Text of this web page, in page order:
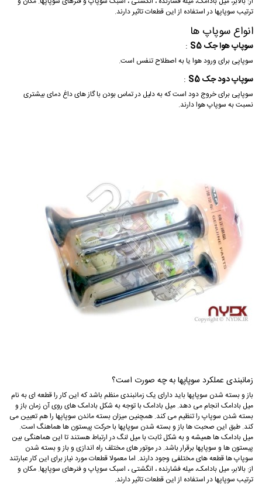
ترتیب سوپاپها در استفاده از این قطعات تاثیر دارند.
انواع سوپاپ ها
سوپاپ هوا جک S5 :
سوپاپی برای ورود هوا یا به اصطلاح تنفس است.
سوپاپ دود جک S5 :
سوپاپی برای خروج دود است که به دلیل در تماس بودن با گاز های داغ دمای بیشتری
نسبت به سوپاپ هوا دارند.
زمانبندی عملکرد سوپاپها به چه صورت است؟
باز و بسته شدن سوپاپها باید دارای یک زمانبندی منظم باشد که این کار را قطعه ای به نام
میل بادامک انجام می دهد. میل بادامک با توجه به شکل بادامک های روی آن زمان باز و
بسته شدن سوپاپ را تنظیم می کند. همچنین میزان بسته ماندن سوپاپها را هم تعیین می
کند. طبق این صحبت ها باز و بسته شدن سوپاپها با حرکت پیستون ها هماهنگ است.
میل بادامک ها همیشه و به شکل ثابت با میل لنگ در ارتباط هستند تا این هماهنگی بین
پیستون ها و سوپاپها برقرار باشد. در موتور های مختلف راه اندازی و باز و بسته شدن
سوپاپ ها قطعه های مختلفی وجود دارند. اما معمولا قطعات مورد نیاز برای این کار عبارتند
از: بالابر، میل بادامک، میله فشارنده ، انگشتی ، اسبک سوپاپ و فنرهای سوپاپها. مکان و
ترتیب سوپاپها در استفاده از این قطعات تاثیر دارند.